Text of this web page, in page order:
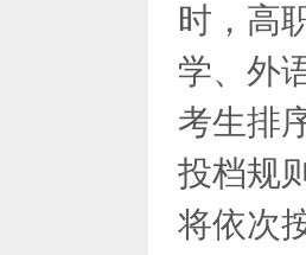
时，高
学、外
考生排
投档规
将依次